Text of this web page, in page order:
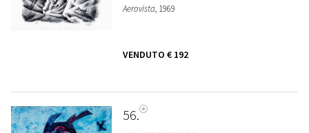
Aerovista, 1969
VENDUTO € 192
56